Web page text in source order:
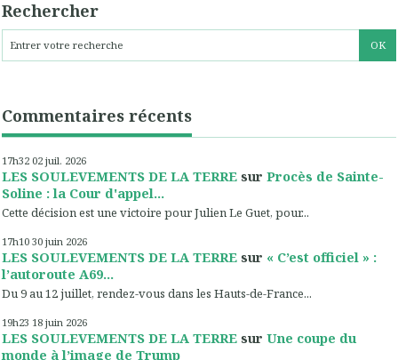
Rechercher
Commentaires récents
17h32 02 juil. 2026
LES SOULEVEMENTS DE LA TERRE sur Procès de Sainte-
Soline : la Cour d'appel...
Cette décision est une victoire pour Julien Le Guet, pour...
17h10 30 juin 2026
LES SOULEVEMENTS DE LA TERRE sur « C’est officiel » :
l’autoroute A69...
Du 9 au 12 juillet, rendez-vous dans les Hauts-de-France...
19h23 18 juin 2026
LES SOULEVEMENTS DE LA TERRE sur Une coupe du
monde à l’image de Trump